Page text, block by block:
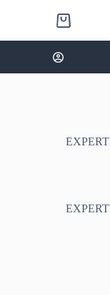
Shopping
cart